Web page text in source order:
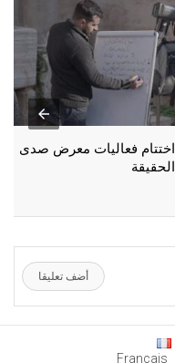
اختتام فعاليات معرض صدى
الحقيقة
أضف تعليقا
Français